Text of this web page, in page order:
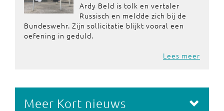
Ardy Beld is tolk en vertaler
Russisch en meldde zich bij de
Bundeswehr. Zijn sollicitatie blijkt vooral een
oefening in geduld.
Lees meer
Meer Kort nieuws